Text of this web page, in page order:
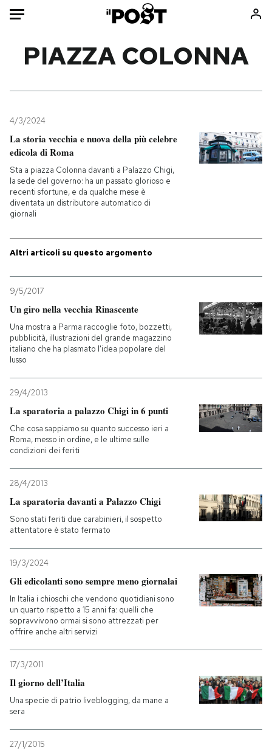
Mondo
Politica
Tecnologia
Internet
Scienza
Cultura
Consumismi
Ok Boomer!
PODCAST
NEWSLETTER
I MIEI PREFERITI
SHOP
CALENDARIO
AREA PERSONALE
Entra
PIAZZA COLONNA
4/3/2024
La storia vecchia e nuova della più celebre
edicola di Roma
Sta a piazza Colonna davanti a Palazzo Chigi,
la sede del governo: ha un passato glorioso e
recenti sfortune, e da qualche mese è
diventata un distributore automatico di
giornali
Altri articoli su questo argomento
9/5/2017
Un giro nella vecchia Rinascente
Una mostra a Parma raccoglie foto, bozzetti,
pubblicità, illustrazioni del grande magazzino
italiano che ha plasmato l'idea popolare del
lusso
29/4/2013
La sparatoria a palazzo Chigi in 6 punti
Che cosa sappiamo su quanto successo ieri a
Roma, messo in ordine, e le ultime sulle
condizioni dei feriti
28/4/2013
La sparatoria davanti a Palazzo Chigi
Sono stati feriti due carabinieri, il sospetto
attentatore è stato fermato
19/3/2024
Gli edicolanti sono sempre meno giornalai
In Italia i chioschi che vendono quotidiani sono
un quarto rispetto a 15 anni fa: quelli che
sopravvivono ormai si sono attrezzati per
offrire anche altri servizi
17/3/2011
Il giorno dell’Italia
Una specie di patrio liveblogging, da mane a
sera
27/1/2015